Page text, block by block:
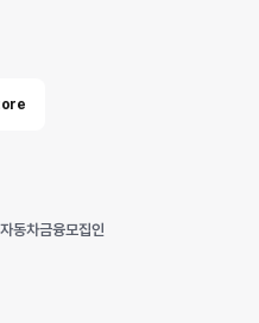
자동차금융모집인